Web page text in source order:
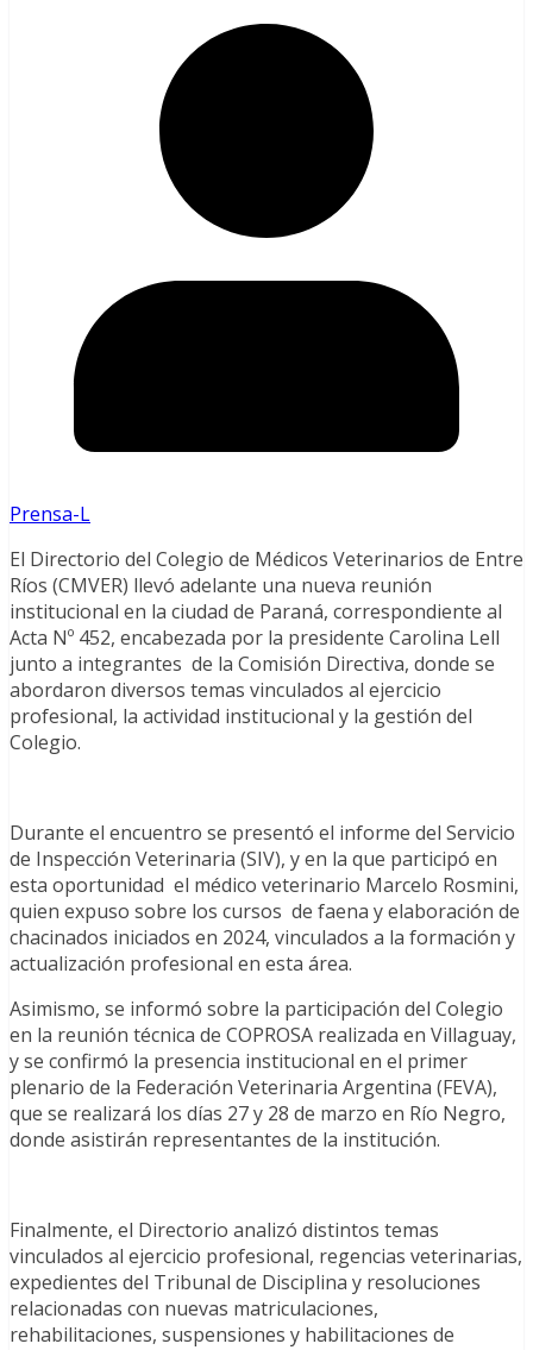
Prensa-L
El Directorio del Colegio de Médicos Veterinarios de Entre
Ríos (CMVER) llevó adelante una nueva reunión
institucional en la ciudad de Paraná, correspondiente al
Acta Nº 452, encabezada por la presidente Carolina Lell
junto a integrantes de la Comisión Directiva, donde se
abordaron diversos temas vinculados al ejercicio
profesional, la actividad institucional y la gestión del
Colegio.
Durante el encuentro se presentó el informe del Servicio
de Inspección Veterinaria (SIV), y en la que participó en
esta oportunidad el médico veterinario Marcelo Rosmini,
quien expuso sobre los cursos de faena y elaboración de
chacinados iniciados en 2024, vinculados a la formación y
actualización profesional en esta área.
Asimismo, se informó sobre la participación del Colegio
en la reunión técnica de COPROSA realizada en Villaguay,
y se confirmó la presencia institucional en el primer
plenario de la Federación Veterinaria Argentina (FEVA),
que se realizará los días 27 y 28 de marzo en Río Negro,
donde asistirán representantes de la institución.
Finalmente, el Directorio analizó distintos temas
vinculados al ejercicio profesional, regencias veterinarias,
expedientes del Tribunal de Disciplina y resoluciones
relacionadas con nuevas matriculaciones,
rehabilitaciones, suspensiones y habilitaciones de